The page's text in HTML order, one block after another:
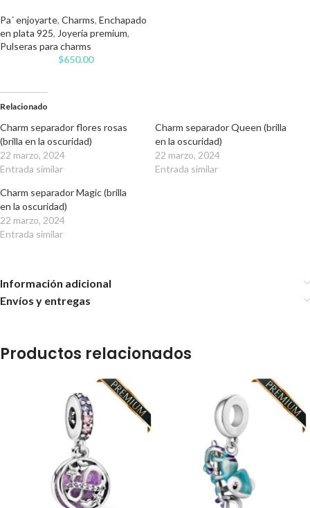
Pa´ enjoyarte, Charms, Enchapado
en plata 925, Joyería premium,
Pulseras para charms
$650.00
Relacionado
Charm separador flores rosas
(brilla en la oscuridad)
22 marzo, 2024
Entrada similar
Charm separador Queen (brilla
en la oscuridad)
22 marzo, 2024
Entrada similar
Charm separador Magic (brilla
en la oscuridad)
22 marzo, 2024
Entrada similar
Información adicional
Envíos y entregas
Productos relacionados